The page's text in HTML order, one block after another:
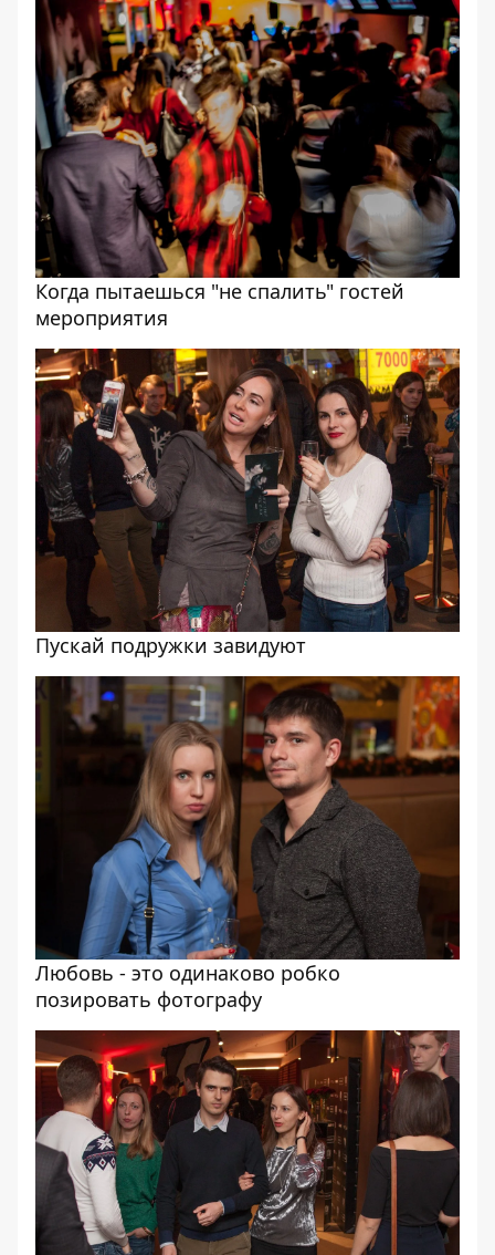
Когда пытаешься "не спалить" гостей
мероприятия
Пускай подружки завидуют
Любовь - это одинаково робко
позировать фотографу